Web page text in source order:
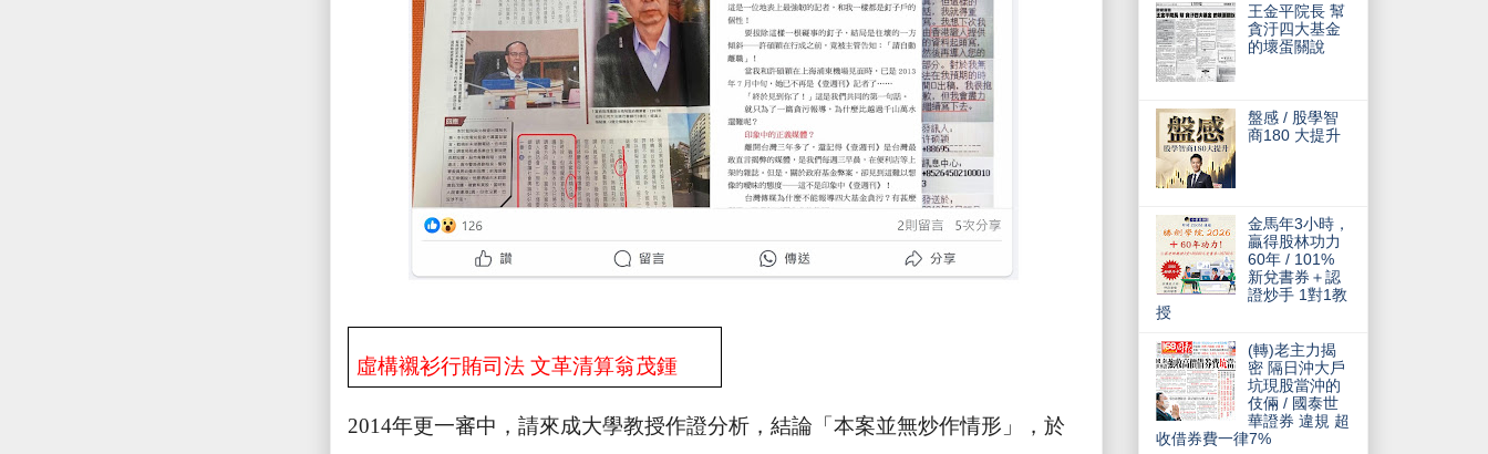
虛構襯衫行賄司法 文革清算翁茂鍾
2014年更一審中，請來成大學教授作證分析，結論「本案並無炒作情形」，於
王金平院長 幫
貪汙四大基金
的壞蛋關說
盤感 / 股學智
商180 大提升
金馬年3小時，
贏得股林功力
60年 / 101%
新兌書券＋認
證炒手 1對1教
授
(轉)老主力揭
密 隔日沖大戶
坑現股當沖的
伎倆 / 國泰世
華證券 違規 超
收借券費一律7%